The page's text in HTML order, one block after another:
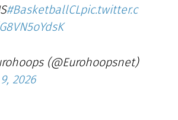
#BasketballCLpic.twitter.c
(@Eurohoopsnet)
2026